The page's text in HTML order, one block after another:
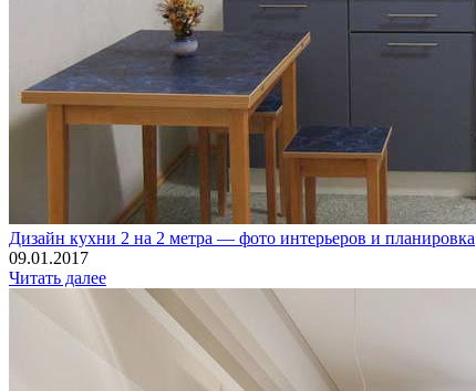
Дизайн кухни 2 на 2 метра — фото интерьеров и планировка
09.01.2017
Читать далее